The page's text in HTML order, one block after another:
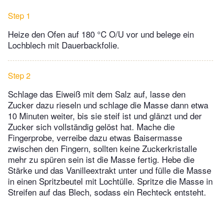
Step 1
Heize den Ofen auf 180 °C O/U vor und belege ein
Lochblech mit Dauerbackfolie.
Step 2
Schlage das Eiweiß mit dem Salz auf, lasse den
Zucker dazu rieseln und schlage die Masse dann etwa
10 Minuten weiter, bis sie steif ist und glänzt und der
Zucker sich vollständig gelöst hat. Mache die
Fingerprobe, verreibe dazu etwas Baisermasse
zwischen den Fingern, sollten keine Zuckerkristalle
mehr zu spüren sein ist die Masse fertig. Hebe die
Stärke und das Vanilleextrakt unter und fülle die Masse
in einen Spritzbeutel mit Lochtülle. Spritze die Masse in
Streifen auf das Blech, sodass ein Rechteck entsteht.